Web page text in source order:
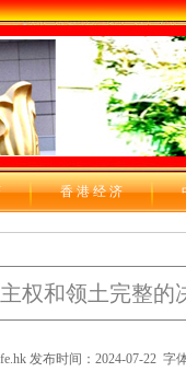
香 港 经 济
权和领土完整的
发布时间：2024-07-22 字